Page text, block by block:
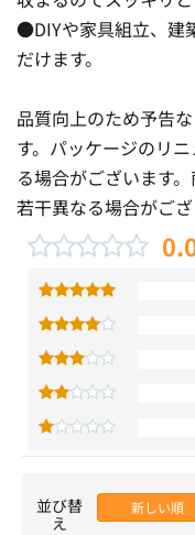
●DIYや家具組立、建
だけます。
品質向上のため予告
す。パッケージのリ
る場合がございます
若干異なる場合がござ
並び替
え
新しい順